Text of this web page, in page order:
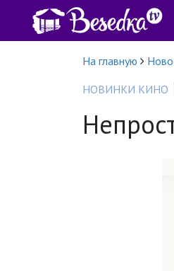
На главную
НОВИНКИ КИНО